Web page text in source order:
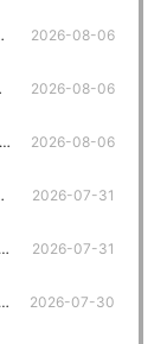
2026-08-06
2026-08-06
2026-08-06
2026-07-31
2026-07-31
2026-07-30